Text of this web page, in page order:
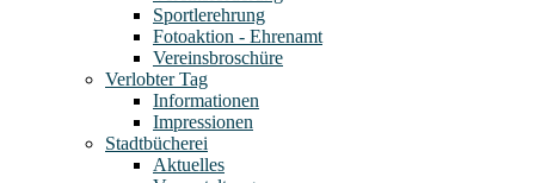
Sportlerehrung
Fotoaktion - Ehrenamt
Vereinsbroschüre
Verlobter Tag
Informationen
Impressionen
Stadtbücherei
Aktuelles